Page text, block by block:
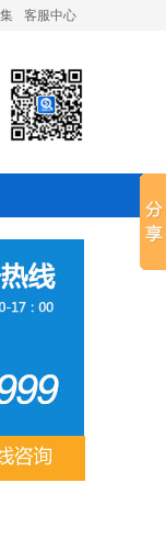
客服中心